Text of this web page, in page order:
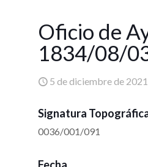
Oficio de
1834/08/
5 de diciembre de 2021
Signatura
0036/001/091